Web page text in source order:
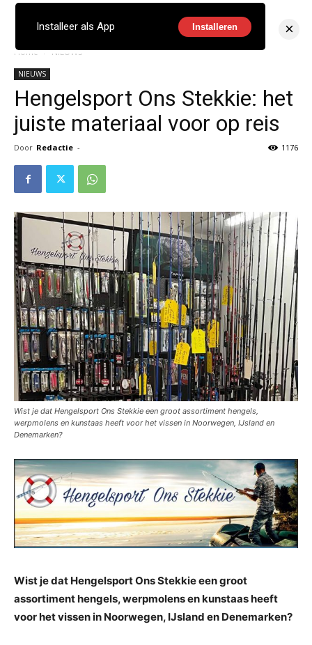
Home NIEUWS
NIEUWS
Hengelsport Ons Stekkie: het
juiste materiaal voor op reis
Door Redactie - 1176
Wist je dat Hengelsport Ons Stekkie een groot assortiment hengels,
werpmolens en kunstaas heeft voor het vissen in Noorwegen, IJsland en
Denemarken?
Wist je dat Hengelsport Ons Stekkie een groot
assortiment hengels, werpmolens en kunstaas heeft
voor het vissen in Noorwegen, IJsland en Denemarken?
Installeer als App Installeren ×